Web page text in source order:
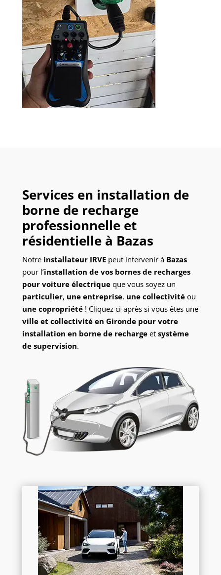
Services en installation de
borne de recharge
professionnelle et
résidentielle à Bazas
Notre installateur IRVEpeut intervenir à Bazas
pour l’installation de vos bornes de recharges
pour voiture électrique que vous soyez un
particulier, une entreprise, une collectivitéou
une copropriété! Cliquez ci-après si vous êtes une
ville et collectivité en Gironde pour votre
installation en borne de rechargeet système
de supervision.